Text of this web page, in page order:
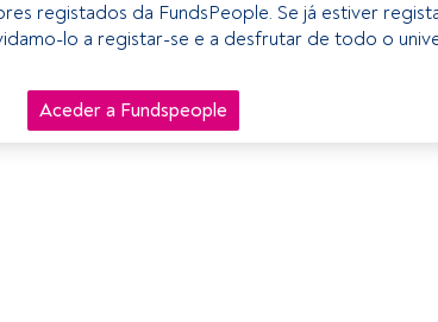
registados da FundsPeople. Se já estiver
lo a registar-se e a desfrutar de todo o
Aceder a Fundspeople